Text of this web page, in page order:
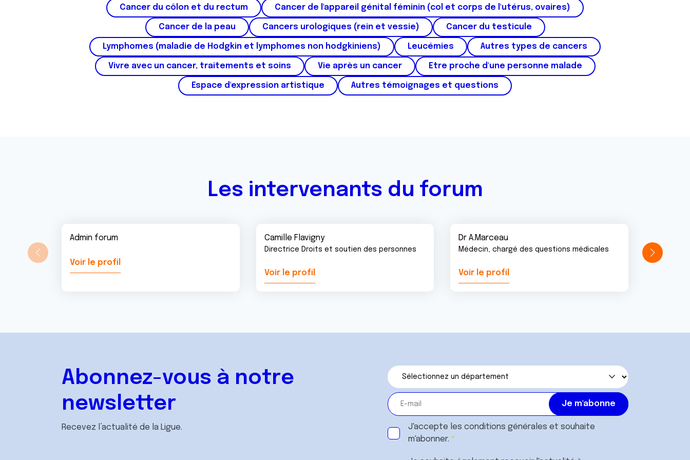
m
e
n
Cancer du côlon et du rectum Cancer de l'appareil génital féminin (col et corps de l'utérus, ovaires)
Cancer de la peau Cancers urologiques (rein et vessie) Cancer du testicule
Lymphomes (maladie de Hodgkin et lymphomes non hodgkiniens) Leucémies Autres types de cancers
Vivre avec un cancer, traitements et soins Vie après un cancer Etre proche d'une personne malade
Espace d'expression artistique Autres témoignages et questions
Les intervenants du forum
Admin forum
Voir le profil
Camille Flavigny
Directrice Droits et soutien des personnes
Voir le profil
Dr A.Marceau
Médecin, chargé des questions médicales
Voir le profil
Abonnez-vous à notre
newsletter
Recevez l’actualité de la Ligue. J'accepte les conditions générales et souhaite
m'abonner.